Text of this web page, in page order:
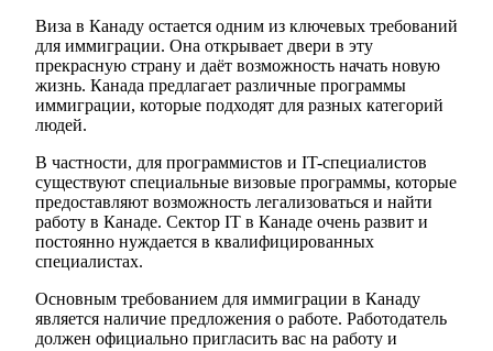
Виза в Канаду остается одним из ключевых требований
для иммиграции. Она открывает двери в эту
прекрасную страну и даёт возможность начать новую
жизнь. Канада предлагает различные программы
иммиграции, которые подходят для разных категорий
людей.
В частности, для программистов и IT-специалистов
существуют специальные визовые программы, которые
предоставляют возможность легализоваться и найти
работу в Канаде. Сектор IT в Канаде очень развит и
постоянно нуждается в квалифицированных
специалистах.
Основным требованием для иммиграции в Канаду
является наличие предложения о работе. Работодатель
должен официально пригласить вас на работу и